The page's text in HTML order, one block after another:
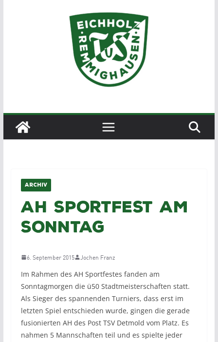
ARCHIV
AH Sportfest am
Sonntag
6. September 2015 Jochen Franz
Im Rahmen des AH Sportfestes fanden am
Sonntagmorgen die ü50 Stadtmeisterschaften statt.
Als Sieger des spannenden Turniers, dass erst im
letzten Spiel entschieden wurde, gingen die gerade
fusionierten AH des Post TSV Detmold vom Platz. Es
nahmen 5 Mannschaften teil und es spielte jeder